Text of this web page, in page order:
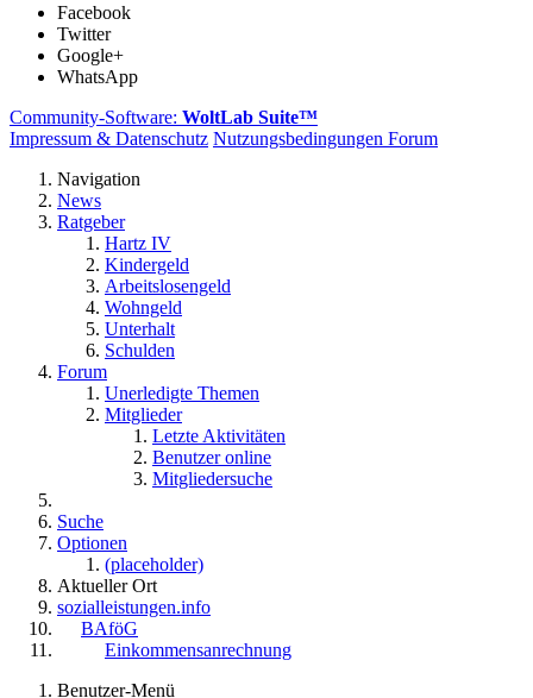
Facebook
Twitter
Google+
WhatsApp
Community-Software: WoltLab Suite™
Impressum & Datenschutz Nutzungsbedingungen Forum
Navigation
News
Ratgeber
Hartz IV
Kindergeld
Arbeitslosengeld
Wohngeld
Unterhalt
Schulden
Forum
Unerledigte Themen
Mitglieder
Letzte Aktivitäten
Benutzer online
Mitgliedersuche
Suche
Optionen
(placeholder)
Aktueller Ort
sozialleistungen.info
BAföG
Einkommensanrechnung
Benutzer-Menü